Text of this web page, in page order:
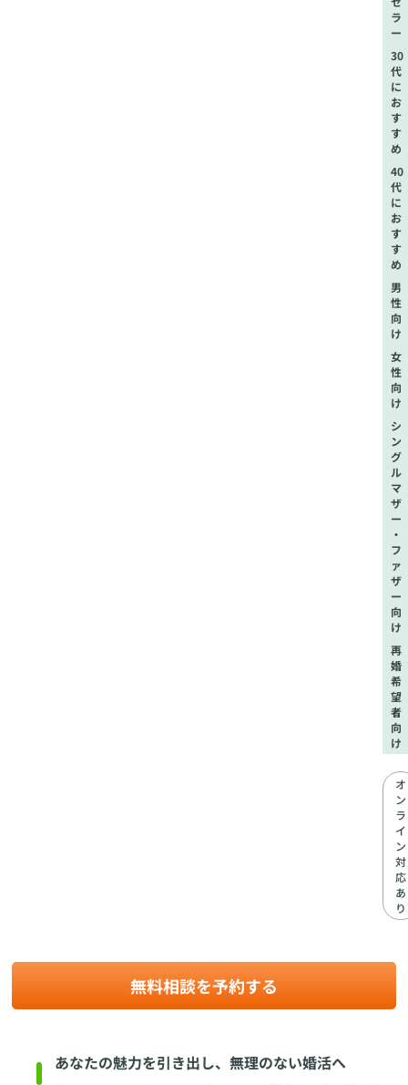
ラ
ー
30
代
に
お
す
す
め
40
代
に
お
す
す
め
男
性
向
け
女
性
向
け
シ
ン
グ
ル
マ
ザ
ー
・
フ
ァ
ザ
ー
向
け
再
婚
希
望
者
向
け
オ
ン
ラ
イ
ン
対
応
あ
り
無料相談を予約する
あなたの魅力を引き出し、無理のない婚活へ